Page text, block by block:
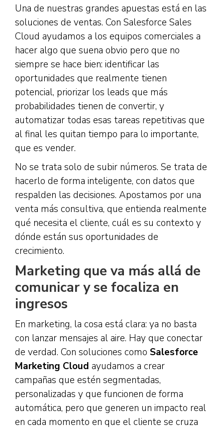
Una de nuestras grandes apuestas está en las
soluciones de ventas. Con Salesforce Sales
Cloud ayudamos a los equipos comerciales a
hacer algo que suena obvio pero que no
siempre se hace bien: identificar las
oportunidades que realmente tienen
potencial, priorizar los leads que más
probabilidades tienen de convertir, y
automatizar todas esas tareas repetitivas que
al final les quitan tiempo para lo importante,
que es vender.
No se trata solo de subir números. Se trata de
hacerlo de forma inteligente, con datos que
respalden las decisiones. Apostamos por una
venta más consultiva, que entienda realmente
qué necesita el cliente, cuál es su contexto y
dónde están sus oportunidades de
crecimiento.
Marketing que va más allá de
comunicar y se focaliza en
ingresos
En marketing, la cosa está clara: ya no basta
con lanzar mensajes al aire. Hay que conectar
de verdad. Con soluciones como Salesforce
Marketing Cloud ayudamos a crear
campañas que estén segmentadas,
personalizadas y que funcionen de forma
automática, pero que generen un impacto real
en cada momento en que el cliente se cruza